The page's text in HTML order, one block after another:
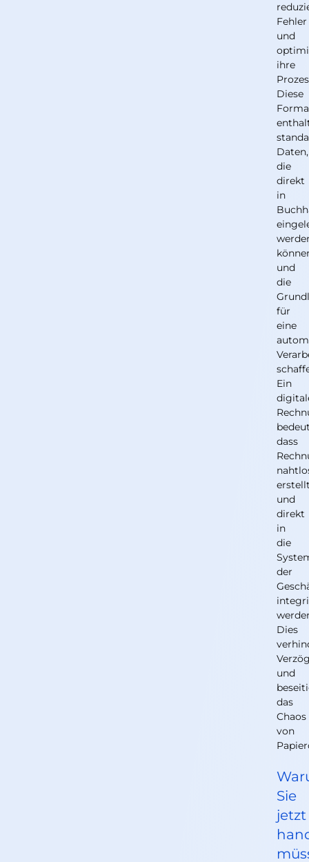
Fehler
und
ihre
Diese
Daten,
die
direkt
in
und
die
für
eine
Ein
dass
und
direkt
in
die
der
Dies
und
das
Chaos
von
Sie
jetzt